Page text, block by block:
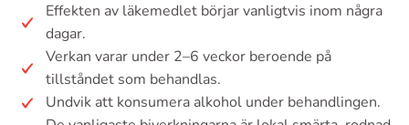
Effekten av läkemedlet börjar vanligtvis inom några
dagar.
Verkan varar under 2–6 veckor beroende på
tillståndet som behandlas.
Undvik att konsumera alkohol under behandlingen.